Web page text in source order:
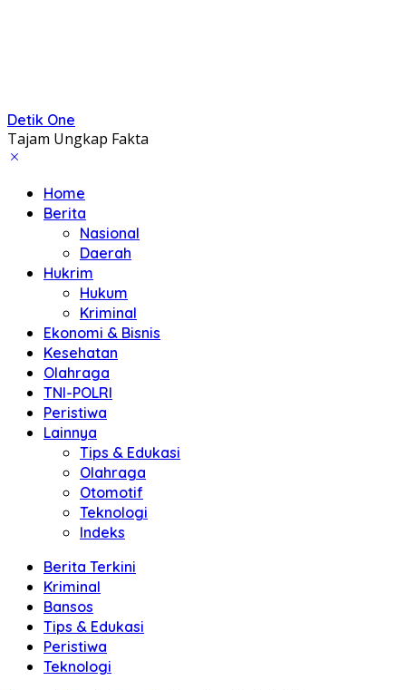
Detik One
Tajam Ungkap Fakta
Home
Berita
Nasional
Daerah
Hukrim
Hukum
Kriminal
Ekonomi & Bisnis
Kesehatan
Olahraga
TNI-POLRI
Peristiwa
Lainnya
Tips & Edukasi
Olahraga
Otomotif
Teknologi
Indeks
Berita Terkini
Kriminal
Bansos
Tips & Edukasi
Peristiwa
Teknologi